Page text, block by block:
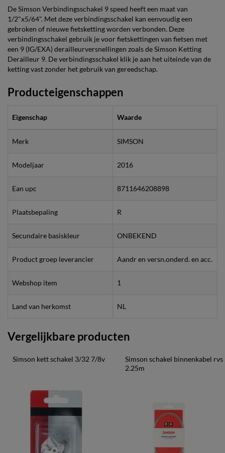
De Simson Verbindingsschakel 9 speed heeft een maat van
1/2"x5/64". Met deze verbindingsschakel kan eenvoudig een
gebroken of nieuwe fietsketting worden verbonden. Deze
verbindingsschakel gebruik je voor fietskettingen van fietsen met
een 9 (IG/EXA) derailleurversnellingen zoals de Simson Ketting
Derailleur 9. De verbindingsschakel klik je aan het uiteinde van de
ketting vast zonder het gebruik van gereedschap.
Producteigenschappen
Eigenschap Waarde
Merk SIMSON
Modeljaar 2016
Ean upc 8711646208898
Plaatsbepaling R
Secundaire basiskleur ONBEKEND
Product groep leverancier Aandr en versn.onderd. en acc.
Webshop item 1
Land van herkomst NL
Vergelijkbare producten
Simson kett schakel 3/32 7/8v
Simson schakel binnenkabel rvs
2.25m